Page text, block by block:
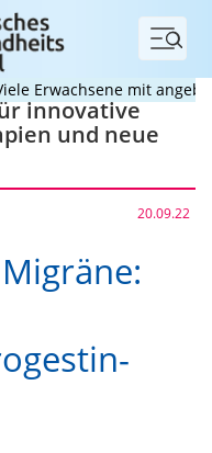
Menü
Erwachsene mit
innovative
und neue
20.09.22